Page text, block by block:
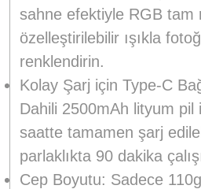
sahne efektiyle RGB tam
özelleştirilebilir ışıkla
renklendirin.
Kolay Şarj için Type-C
Dahili 2500mAh lityum pil
saatte tamamen şarj
parlaklıkta 90 dakika
Cep Boyutu: Sadece 110g